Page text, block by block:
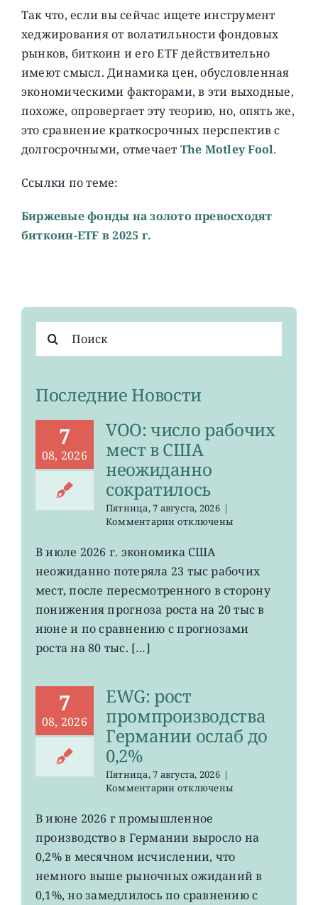
Так что, если вы сейчас ищете инструмент
хеджирования от волатильности фондовых
рынков, биткоин и его ETF действительно
имеют смысл. Динамика цен, обусловленная
экономическими факторами, в эти выходные,
похоже, опровергает эту теорию, но, опять же,
это сравнение краткосрочных перспектив с
долгосрочными, отмечает The Motley Fool.
Ссылки по теме:
Биржевые фонды на золото превосходят
биткоин-ETF в 2025 г.
поиска:
Последние Новости
7
08, 2026
VOO: число рабочих
мест в США
неожиданно
сократилось
Пятница, 7 августа, 2026 |
Комментариик
VOO:
рабочих
мест
США
неожиданно
отключены
В июле 2026 г. экономика США
неожиданно потеряла 23 тыс рабочих
мест, после пересмотренного в сторону
понижения прогноза роста на 20 тыс в
июне и по сравнению с прогнозами
роста на 80 тыс. […]
7
08, 2026
EWG: рост
промпроизводства
Германии ослаб до
0,2%
Пятница, 7 августа, 2026 |
Комментариик
EWG:
рост
промпроизводства
Германии
до
0,2%
отключены
В июне 2026 г промышленное
производство в Германии выросло на
0,2% в месячном исчислении, что
немного выше рыночных ожиданий в
0,1%, но замедлилось по сравнению с